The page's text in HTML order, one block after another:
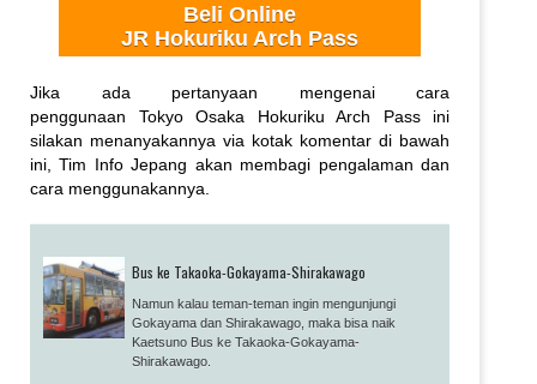
Beli Online
JR Hokuriku Arch Pass
Jika ada pertanyaan mengenai cara
penggunaan Tokyo Osaka Hokuriku Arch Pass ini
silakan menanyakannya via kotak komentar di bawah
ini, Tim Info Jepang akan membagi pengalaman dan
cara menggunakannya.
Bus ke Takaoka-Gokayama-Shirakawago
Namun kalau teman-teman ingin mengunjungi
Gokayama dan Shirakawago, maka bisa naik
Kaetsuno Bus ke Takaoka-Gokayama-
Shirakawago.